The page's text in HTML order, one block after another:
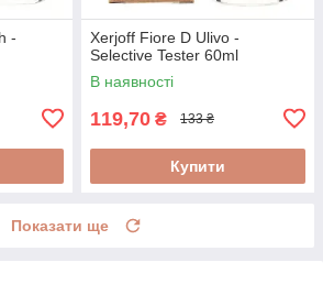
-
Xerjoff Fiore D Ulivo -
Selective Tester 60ml
В наявності
119,70 ₴ 133 ₴
Купити
Показати ще